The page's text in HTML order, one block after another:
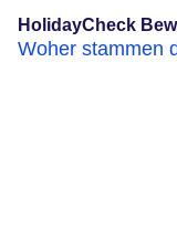
HolidayCheck
Woher stammen